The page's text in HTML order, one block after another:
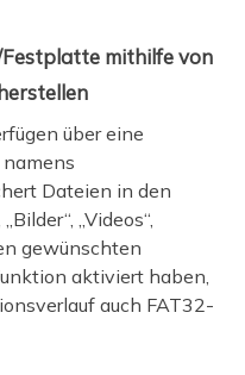
mithilfe von
über eine
Dateien in den
„Videos“,
gewünschten
aktiviert haben,
auch FAT32-